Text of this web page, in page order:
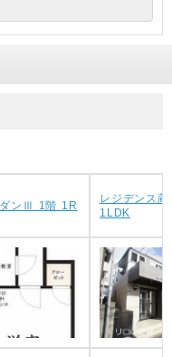
ダンⅢ 1階 1R
レジデンス
1LDK